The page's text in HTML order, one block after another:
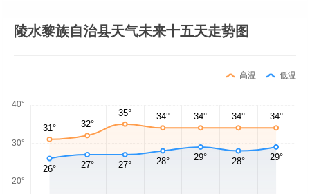
陵水黎族自治县天气未来十五天走势图
高温 低温